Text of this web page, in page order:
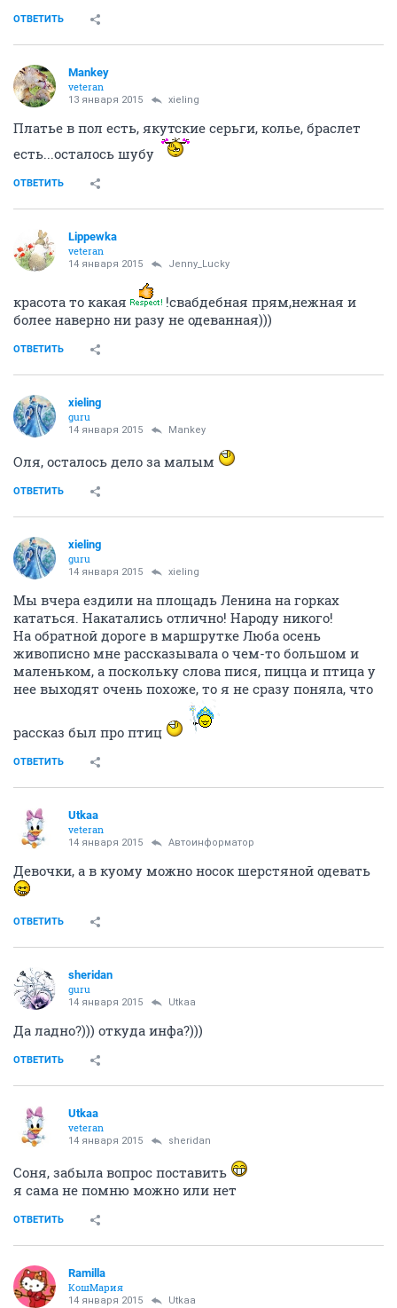
ОТВЕТИТЬ
Mankey
veteran
13 января 2015 xieling
Платье в пол есть, якутские серьги, колье, браслет
есть...осталось шубу
ОТВЕТИТЬ
Lippewka
veteran
14 января 2015 Jenny_Lucky
красота то какая
!свабдебная прям,нежная и
более наверно ни разу не одеванная)))
ОТВЕТИТЬ
xieling
guru
14 января 2015 Mankey
Оля, осталось дело за малым
ОТВЕТИТЬ
xieling
guru
14 января 2015 xieling
Мы вчера ездили на площадь Ленина на горках
кататься. Накатались отлично! Народу никого!
На обратной дороге в маршрутке Люба осень
живописно мне рассказывала о чем-то большом и
маленьком, а поскольку слова пися, пицца и птица у
нее выходят очень похоже, то я не сразу поняла, что
рассказ был про птиц
ОТВЕТИТЬ
Utkaa
veteran
14 января 2015 Автоинформатор
Девочки, а в куому можно носок шерстяной одевать
ОТВЕТИТЬ
sheridan
guru
14 января 2015 Utkaa
Да ладно?))) откуда инфа?)))
ОТВЕТИТЬ
Utkaa
veteran
14 января 2015 sheridan
Соня, забыла вопрос поставить
я сама не помню можно или нет
ОТВЕТИТЬ
Ramilla
КошМария
14 января 2015 Utkaa